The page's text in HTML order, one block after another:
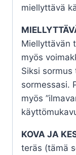
miellyttävä
Miellyttävän
myös
Siksi sormus
sormessasi.
myös
KOVA JA
teräs (tämä